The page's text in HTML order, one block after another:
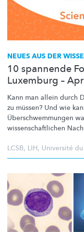
NEUES AUS DER
10 spannende
Luxemburg –
Kann man allein durch
zu müssen? Und wie
Überschwemmungen
wissenschaftlichen
LCSB, LIH, Université